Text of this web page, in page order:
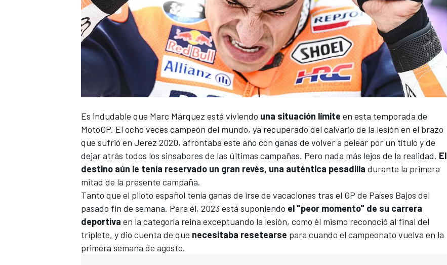
Es indudable que Marc Márquez está viviendo una situación límite en esta temporada de
MotoGP. El ocho veces campeón del mundo, ya recuperado del calvario de la lesión en el brazo
que sufrió en Jerez 2020, afrontaba este año con ganas de volver a pelear por un título y de
dejar atrás todos los sinsabores de las últimas campañas. Pero nada más lejos de la realidad. El
destino aún le tenía reservado un gran revés, una auténtica pesadilla durante la primera
mitad de la presente campaña.
Tanto que el piloto español tenía ganas de irse de vacaciones tras el GP de Países Bajos del
pasado fin de semana. Para él, 2023 está suponiendo el "peor momento" de su carrera
deportiva en la categoría reina exceptuando la lesión, como él mismo reconoció al final del
triplete, y dio cuenta de que necesitaba resetearse para cuando el campeonato vuelva en la
primera semana de agosto.